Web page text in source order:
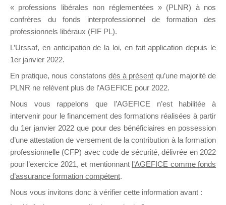
DE
Groupe Public
il y a un jour
Ce groupe est destiné aux Organismes de
« professions libérales non réglementées » (PLNR) à nos
confrères du fonds interprofessionnel de formation des
professionnels libéraux (FIF PL).
L’Urssaf, en anticipation de la loi, en fait application depuis le
1er janvier 2022.
En pratique, nous constatons dès à présent qu’une majorité de
PLNR ne relèvent plus de l’AGEFICE pour 2022.
Nous vous rappelons que l’AGEFICE n’est habilitée à
intervenir pour le financement des formations réalisées à partir
du 1er janvier 2022 que pour des bénéficiaires en possession
d’une attestation de versement de la contribution à la formation
professionnelle (CFP) avec code de sécurité, délivrée en 2022
pour l’exercice 2021, et mentionnant l’AGEFICE comme fonds
d’assurance formation compétent.
Nous vous invitons donc à vérifier cette information avant :